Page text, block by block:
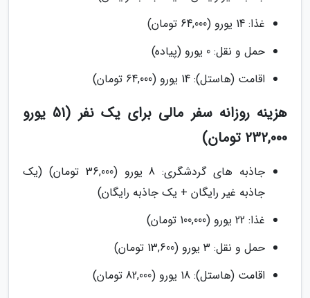
غذا: 14 یورو (64,000 تومان)
حمل و نقل: 0 یورو (پیاده)
اقامت (هاستل): 14 یورو (64,000 تومان)
هزینه روزانه سفر مالی برای یک نفر (51 یورو
232,000 تومان)
جاذبه های گردشگری: 8 یورو (36,000 تومان) (یک
جاذبه غیر رایگان + یک جاذبه رایگان)
غذا: 22 یورو (100,000 تومان)
حمل و نقل: 3 یورو (13,600 تومان)
اقامت (هاستل): 18 یورو (82,000 تومان)